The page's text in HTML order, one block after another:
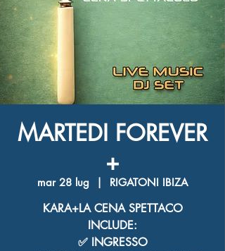
MARTEDI FOREVER
+
mar 28 lug
  |
RIGATONI IBIZA
KARA+LA CENA SPETTACO
INCLUDE:
✅ INGRESSO